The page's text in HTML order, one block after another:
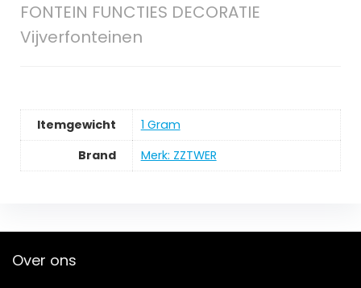
FONTEIN FUNCTIES DECORATIE
Vijverfonteinen
Itemgewicht
‎1 Gram
Brand
Merk: ZZTWER
Over ons